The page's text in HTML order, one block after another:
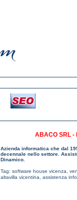
ABACO SRL -
Azienda informatica che dal
decennale nello settore.
Dinamico.
Tag: software house vicenza
altavilla vicentina
assistenza